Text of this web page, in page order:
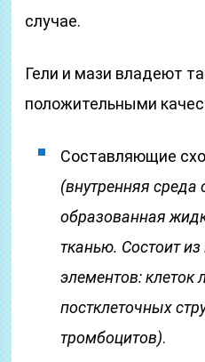
случае.
Гели и мази владеют
положительными
Составляющие
(внутренняя среда
образованная
тканью. Состоит
элементов: клеток
постклеточных
тромбоцитов).